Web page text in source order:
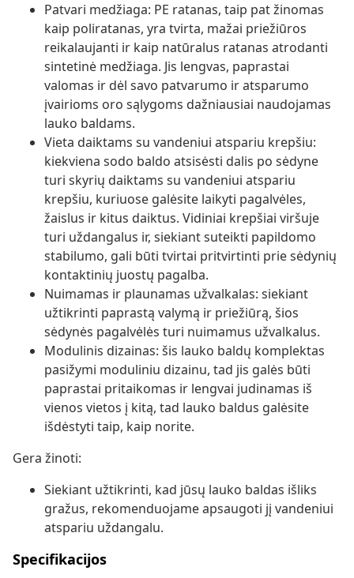
Patvari medžiaga: PE ratanas, taip pat žinomas
kaip poliratanas, yra tvirta, mažai priežiūros
reikalaujanti ir kaip natūralus ratanas atrodanti
sintetinė medžiaga. Jis lengvas, paprastai
valomas ir dėl savo patvarumo ir atsparumo
įvairioms oro sąlygoms dažniausiai naudojamas
lauko baldams.
Vieta daiktams su vandeniui atspariu krepšiu:
kiekviena sodo baldo atsisėsti dalis po sėdyne
turi skyrių daiktams su vandeniui atspariu
krepšiu, kuriuose galėsite laikyti pagalvėles,
žaislus ir kitus daiktus. Vidiniai krepšiai viršuje
turi uždangalus ir, siekiant suteikti papildomo
stabilumo, gali būti tvirtai pritvirtinti prie sėdynių
kontaktinių juostų pagalba.
Nuimamas ir plaunamas užvalkalas: siekiant
užtikrinti paprastą valymą ir priežiūrą, šios
sėdynės pagalvėlės turi nuimamus užvalkalus.
Modulinis dizainas: šis lauko baldų komplektas
pasižymi moduliniu dizainu, tad jis galės būti
paprastai pritaikomas ir lengvai judinamas iš
vienos vietos į kitą, tad lauko baldus galėsite
išdėstyti taip, kaip norite.
Gera žinoti:
Siekiant užtikrinti, kad jūsų lauko baldas išliks
gražus, rekomenduojame apsaugoti jį vandeniui
atspariu uždangalu.
Specifikacijos